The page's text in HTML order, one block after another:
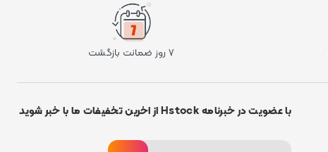
۷ روز ضمانت بازگشت
با عضویت در خبرنامه Hstock از اخرین تخفیفات ما با خبر شوید